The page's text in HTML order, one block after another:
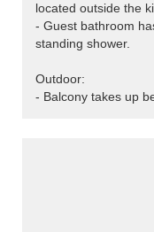
located outside the
- Guest bathroom
standing shower.
Outdoor:
- Balcony takes up